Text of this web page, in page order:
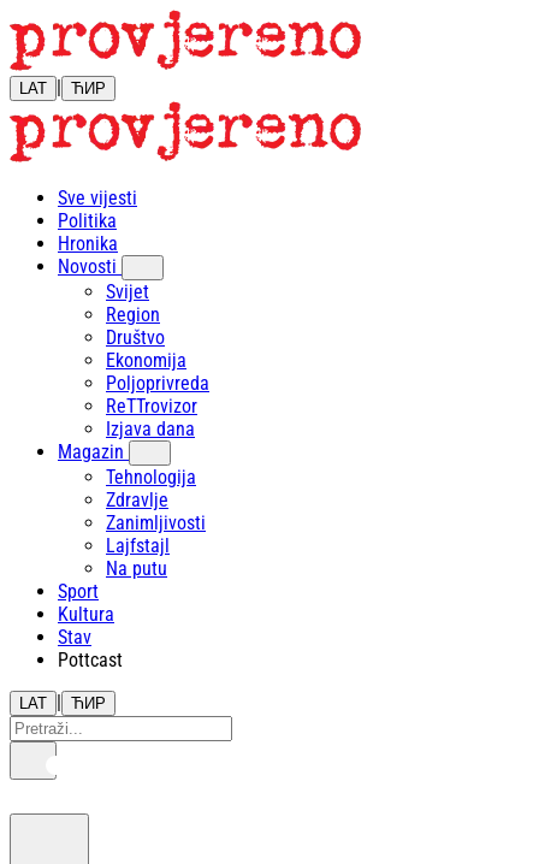
LAT | ЋИР
Sve vijesti
Politika
Hronika
Novosti
Svijet
Region
Društvo
Ekonomija
Poljoprivreda
ReTTrovizor
Izjava dana
Magazin
Tehnologija
Zdravlje
Zanimljivosti
Lajfstajl
Na putu
Sport
Kultura
Stav
Pottcast
LAT | ЋИР